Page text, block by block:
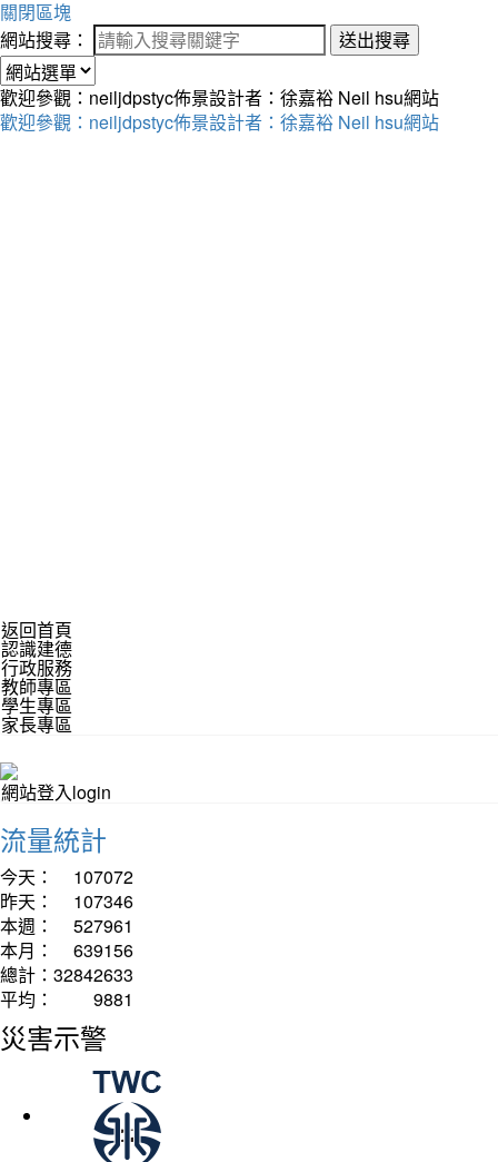
關閉區塊
網站搜尋：
送出搜尋
歡迎參觀：neiljdpstyc佈景設計者：徐嘉裕 Neil hsu網站
歡迎參觀：neiljdpstyc佈景設計者：徐嘉裕 Neil hsu網站
返回首頁
認識建德
行政服務
教師專區
學生專區
家長專區
網站登入login
流量統計
今天：
107072
昨天：
107346
本週：
527961
本月：
639156
總計： 32842633
平均：
9881
災害示警